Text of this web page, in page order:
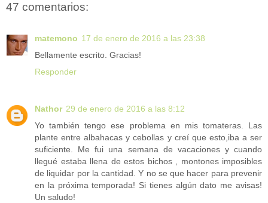
47 comentarios:
matemono 17 de enero de 2016 a las 23:38
Bellamente escrito. Gracias!
Responder
Nathor 29 de enero de 2016 a las 8:12
Yo también tengo ese problema en mis tomateras. Las
plante entre albahacas y cebollas y creí que esto,iba a ser
suficiente. Me fui una semana de vacaciones y cuando
llegué estaba llena de estos bichos , montones imposibles
de liquidar por la cantidad. Y no se que hacer para prevenir
en la próxima temporada! Si tienes algún dato me avisas!
Un saludo!